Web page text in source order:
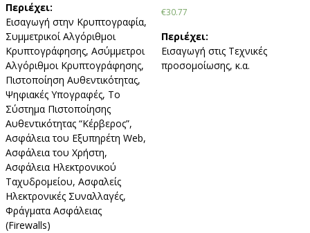
Περιέχει:
Εισαγωγή στην Κρυπτογραφία,
Συμμετρικοί Αλγόριθμοι
Κρυπτογράφησης, Ασύμμετροι
Αλγόριθμοι Κρυπτογράφησης,
Πιστοποίηση Αυθεντικότητας,
Ψηφιακές Υπογραφές, Το
Σύστημα Πιστοποίησης
Αυθεντικότητας “Κέρβερος”,
Ασφάλεια του Εξυπηρέτη Web,
Ασφάλεια του Χρήστη,
Ασφάλεια Ηλεκτρονικού
Ταχυδρομείου, Ασφαλείς
Ηλεκτρονικές Συναλλαγές,
Φράγματα Ασφάλειας
(Firewalls)
€30.77
Περιέχει:
Εισαγωγή στις Τεχνικές
προσομοίωσης, κ.α.